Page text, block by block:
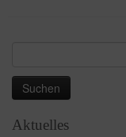
Aktuelles